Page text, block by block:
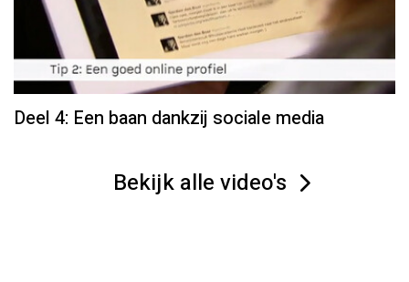
Deel 4: Een baan dankzij sociale media
Bekijk alle video's